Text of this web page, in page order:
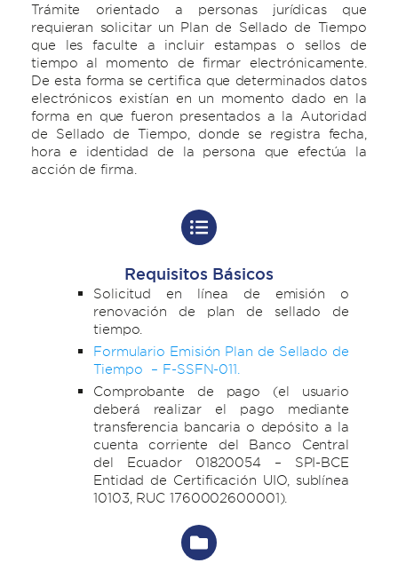
Trámite orientado a personas jurídicas que
requieran solicitar un Plan de Sellado de Tiempo
que les faculte a incluir estampas o sellos de
tiempo al momento de firmar electrónicamente.
De esta forma se certifica que determinados datos
electrónicos existían en un momento dado en la
forma en que fueron presentados a la Autoridad
de Sellado de Tiempo, donde se registra fecha,
hora e identidad de la persona que efectúa la
acción de firma.
Requisitos Básicos
Solicitud en línea de emisión o
renovación de plan de sellado de
tiempo.
Formulario Emisión Plan de Sellado de
Tiempo – F-SSFN-011.
Comprobante de pago (el usuario
deberá realizar el pago mediante
transferencia bancaria o depósito a la
cuenta corriente del Banco Central
del Ecuador 01820054 – SPI-BCE
Entidad de Certificación UIO, sublínea
10103, RUC 1760002600001).